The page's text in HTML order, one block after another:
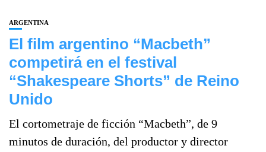
ARGENTINA
El film argentino “Macbeth”
competirá en el festival
“Shakespeare Shorts” de Reino
Unido
El cortometraje de ficción “Macbeth”, de 9
minutos de duración, del productor y director